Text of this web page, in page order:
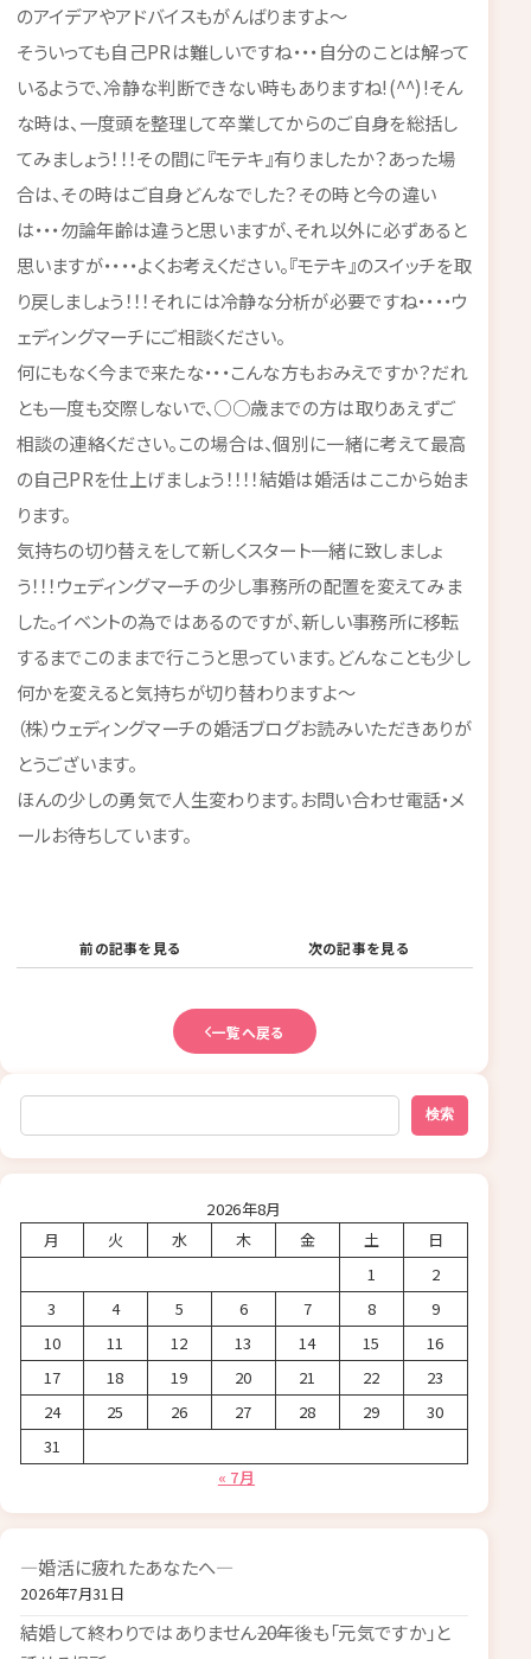
のアイデアやアドバイスもがんばりますよ～
そういっても自己PRは難しいですね・・・自分のことは解って
いるようで、冷静な判断できない時もありますね!(^^)!そん
な時は、一度頭を整理して卒業してからのご自身を総括し
てみましょう！！！その間に『モテキ』有りましたか？あった場
合は、その時はご自身どんなでした？その時と今の違い
は・・・勿論年齢は違うと思いますが、それ以外に必ずあると
思いますが・・・・よくお考えください。『モテキ』のスイッチを取
り戻しましょう！！！それには冷静な分析が必要ですね・・・・ウ
ェディングマーチにご相談ください。
何にもなく今まで来たな・・・こんな方もおみえですか？だれ
とも一度も交際しないで、○○歳までの方は取りあえずご
相談の連絡ください。この場合は、個別に一緒に考えて最高
の自己PRを仕上げましょう！！！！結婚は婚活はここから始ま
ります。
気持ちの切り替えをして新しくスタート一緒に致しましょ
う！！！ウェディングマーチの少し事務所の配置を変えてみま
した。イベントの為ではあるのですが、新しい事務所に移転
するまでこのままで行こうと思っています。どんなことも少し
何かを変えると気持ちが切り替わりますよ～
（株）ウェディングマーチの婚活ブログお読みいただきありが
とうございます。
ほんの少しの勇気で人生変わります。お問い合わせ電話・メ
ールお待ちしています。
前の記事を見る 次の記事を見る
一覧へ戻る
検索
検索
2026年8月
月
火 水 木 金 土
日
1
2
3
4 5 6 7 8
9
10
11 12 13 14 15
16
17
18 19 20 21 22
23
24
25 26 27 28 29
30
31
« 7月
―婚活に疲れたあなたへ―
2026年7月31日
結婚して終わりではありません――20年後も「元気ですか」と